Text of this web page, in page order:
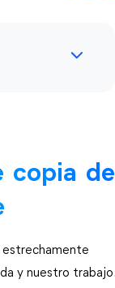
copia de
estrechamente
y nuestro trabajo.